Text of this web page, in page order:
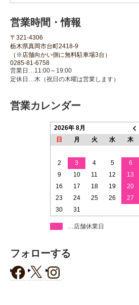
営業時間・情報
〒321-4306
栃木県真岡市台町2418-9
（※店舗向かい側に無料駐車場3台）
0285-81-6758
営業日…11:00～19:00
定休日…木（祝日の木曜は営業します）
営業カレンダー
2026年 8月
日
月 火 水 木
2
3 4 5 6
9
10 11 12 13
16
17 18 19 20
23
24 25 26 27
30
31
…店舗休業日
フォローする